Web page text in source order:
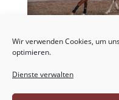
Wir verwenden Cookies, um
optimieren.
Dienste verwalten
NEUESTE KOMMENTARE